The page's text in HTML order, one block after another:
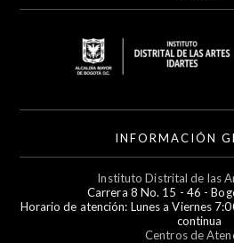
INFORMACIÓN
Instituto Distrital de las
Carrera 8 No. 15 - 46 -
Horario de atención: Lunes a Viernes
continua
Centros de